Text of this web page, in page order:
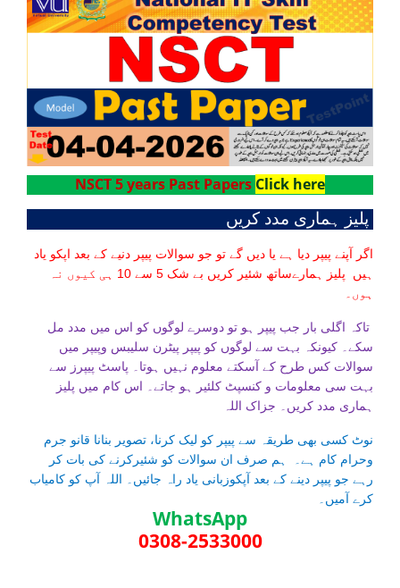
NSCT 5 years Past Papers Click here
پلیز ہماری مدد کریں
اگر آپنے پیپر دیا ہے یا دیں گے تو جو سوالات پیپر دنیے کے بعد اپکو یاد
ہیں پلیز ہمارےساتھ شئیر کریں بے شک 5 سے 10 ہی کیوں نہ
ہوں۔
تاکہ اگلی بار جب پیپر ہو تو دوسرے لوگوں کو اس میں مدد مل
سکے۔ کیونکہ بہت سے لوگوں کو پیپر پیٹرن سلیبس وپیپر میں
سوالات کس طرح کے آسکتے معلوم نہیں ہوتا۔ پاسٹ پیپرز سے
بہت سی معلومات و کنسپٹ کلئیر ہو جاتے۔ اس کام میں پلیز
ہماری مدد کریں۔ جزاک اللہ
نوٹ کسی بھی طریقہ سے پیپر کو لیک کرنا، تصویر بنانا قانو جرم
وحرام کام ہے۔ ہم صرف ان سوالات کو شئیرکرنے کی بات کر
رہے جو پیپر دینے کے بعد آپکوزبانی یاد راہ جائیں۔ اللہ آپ کو کامیاب
کرے آمیں۔
WhatsApp
0308-2533000